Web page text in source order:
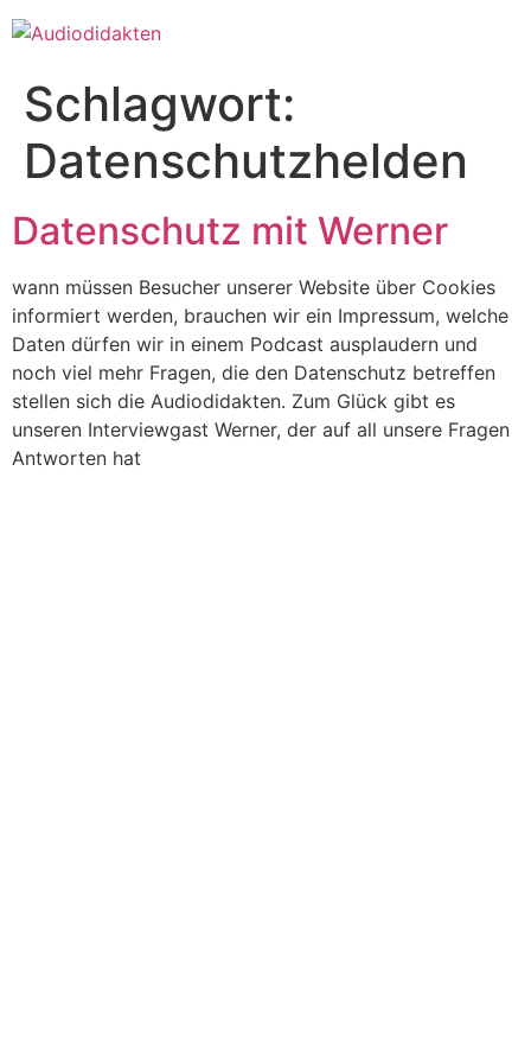
Zum
Inhalt
Schlagwort:
Datenschutzhelden
Datenschutz mit Werner
wann müssen Besucher unserer Website über Cookies
informiert werden, brauchen wir ein Impressum, welche
Daten dürfen wir in einem Podcast ausplaudern und
noch viel mehr Fragen, die den Datenschutz betreffen
stellen sich die Audiodidakten. Zum Glück gibt es
unseren Interviewgast Werner, der auf all unsere Fragen
Antworten hat